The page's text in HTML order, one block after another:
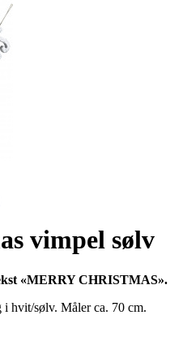
vimpel sølv
«MERRY CHRISTMAS».
i hvit/sølv. Måler ca. 70 cm.